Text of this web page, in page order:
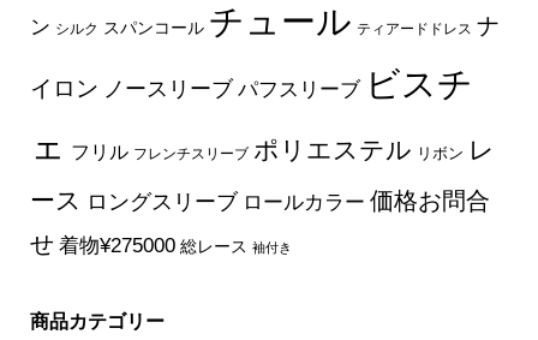
ン シルク スパンコール チュール ティアードドレス ナ
イロン ノースリーブ パフスリーブ ビスチ
ェ フリル フレンチスリーブ ポリエステル リボン レ
ース ロングスリーブ ロールカラー 価格お問合
せ 着物¥275000 総レース 袖付き
商品カテゴリー